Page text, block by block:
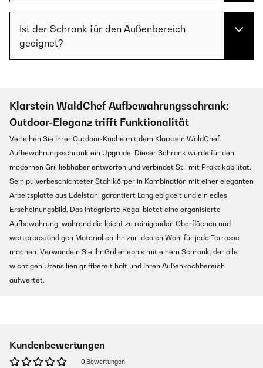
Ist der Schrank für den Außenbereich
geeignet?
Klarstein WaldChef Aufbewahrungsschrank:
Outdoor-Eleganz trifft Funktionalität
Verleihen Sie Ihrer Outdoor-Küche mit dem Klarstein WaldChef
Aufbewahrungsschrank ein Upgrade. Dieser Schrank wurde für den
modernen Grillliebhaber entworfen und verbindet Stil mit Praktikabilität.
Sein pulverbeschichteter Stahlkörper in Kombination mit einer eleganten
Arbeitsplatte aus Edelstahl garantiert Langlebigkeit und ein edles
Erscheinungsbild. Das integrierte Regal bietet eine organisierte
Aufbewahrung, während die leicht zu reinigenden Oberflächen und
wetterbeständigen Materialien ihn zur idealen Wahl für jede Terrasse
machen. Verwandeln Sie Ihr Grillerlebnis mit einem Schrank, der alle
wichtigen Utensilien griffbereit hält und Ihren Außenkochbereich
aufwertet.
Kundenbewertungen
0 Bewertungen